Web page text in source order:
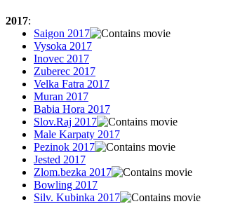
2017:
Saigon 2017
Vysoka 2017
Inovec 2017
Zuberec 2017
Velka Fatra 2017
Muran 2017
Babia Hora 2017
Slov.Raj 2017
Male Karpaty 2017
Pezinok 2017
Jested 2017
Zlom.bezka 2017
Bowling 2017
Silv. Kubinka 2017